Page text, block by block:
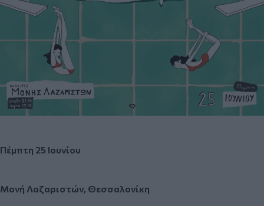
Πέμπτη 25 Ιουνίου
Μονή Λαζαριστών, Θεσσαλονίκη